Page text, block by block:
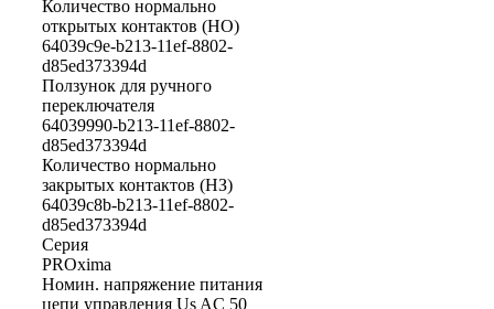
Количество нормально
открытых контактов (НО)
64039c9e-b213-11ef-8802-
d85ed373394d
Ползунок для ручного
переключателя
64039990-b213-11ef-8802-
d85ed373394d
Количество нормально
закрытых контактов (НЗ)
64039c8b-b213-11ef-8802-
d85ed373394d
Серия
PROxima
Номин. напряжение питания
цепи управления Us AC 50